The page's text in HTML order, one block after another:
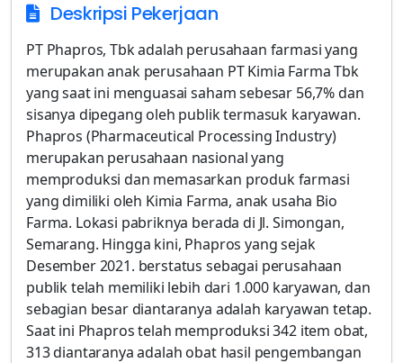
Deskripsi Pekerjaan
PT Phapros, Tbk adalah perusahaan farmasi yang
merupakan anak perusahaan PT Kimia Farma Tbk
yang saat ini menguasai saham sebesar 56,7% dan
sisanya dipegang oleh publik termasuk karyawan.
Phapros (Pharmaceutical Processing Industry)
merupakan perusahaan nasional yang
memproduksi dan memasarkan produk farmasi
yang dimiliki oleh Kimia Farma, anak usaha Bio
Farma. Lokasi pabriknya berada di Jl. Simongan,
Semarang. Hingga kini, Phapros yang sejak
Desember 2021. berstatus sebagai perusahaan
publik telah memiliki lebih dari 1.000 karyawan, dan
sebagian besar diantaranya adalah karyawan tetap.
Saat ini Phapros telah memproduksi 342 item obat,
313 diantaranya adalah obat hasil pengembangan